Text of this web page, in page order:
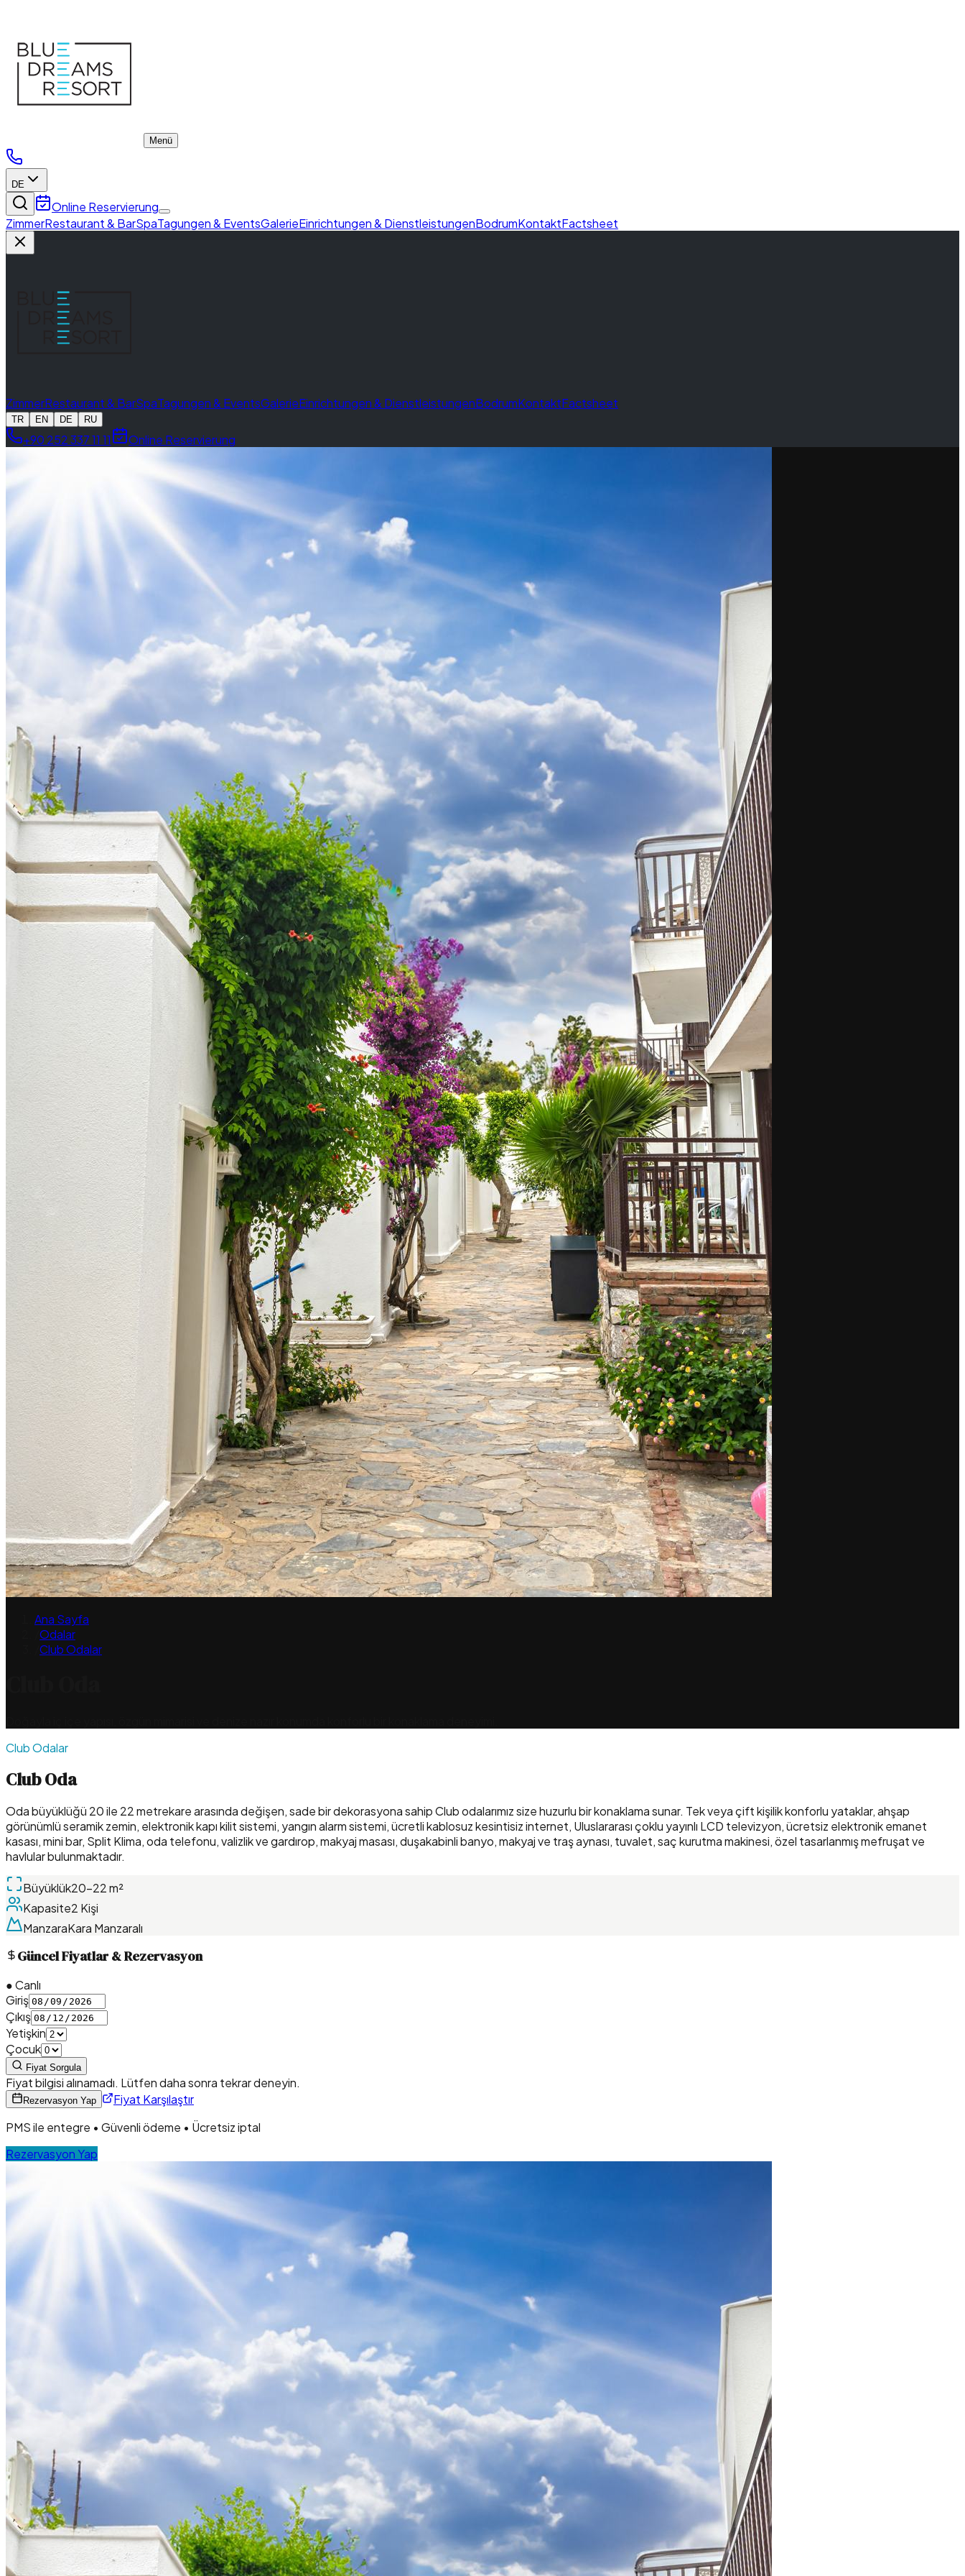
Menü
DE
Online Reservierung
ZimmerRestaurant & BarSpaTagungen & EventsGalerieEinrichtungen & DienstleistungenBodrumKontaktFactsheet
ZimmerRestaurant & BarSpaTagungen & EventsGalerieEinrichtungen & DienstleistungenBodrumKontaktFactsheet
TR EN DE RU
+90 252 337 11 11 Online Reservierung
Ana Sayfa
Odalar
Club Odalar
Club Odalar
Club Oda
Oda büyüklüğü 20 ile 22 metrekare arasında değişen, sade bir dekorasyona sahip Club odalarımız size huzurlu bir konaklama sunar. Tek veya çift kişilik konforlu yataklar, ahşap
görünümlü seramik zemin, elektronik kapı kilit sistemi, yangın alarm sistemi, ücretli kablosuz kesintisiz internet, Uluslararası çoklu yayınlı LCD televizyon, ücretsiz elektronik emanet
kasası, mini bar, Split Klima, oda telefonu, valizlik ve gardırop, makyaj masası, duşakabinli banyo, makyaj ve traş aynası, tuvalet, saç kurutma makinesi, özel tasarlanmış mefruşat ve
havlular bulunmaktadır.
Büyüklük20-22 m²
Kapasite2 Kişi
ManzaraKara Manzaralı
Güncel Fiyatlar & Rezervasyon
● Canlı
Giriş
Çıkış
Yetişkin
Çocuk
Fiyat Sorgula
Fiyat bilgisi alınamadı. Lütfen daha sonra tekrar deneyin.
Rezervasyon Yap
Fiyat Karşılaştır
PMS ile entegre • Güvenli ödeme • Ücretsiz iptal
Rezervasyon Yap